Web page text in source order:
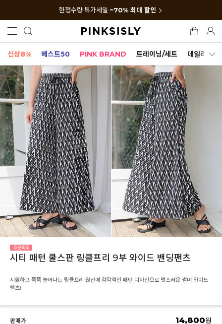
한정수량 특가세일 ~70% 최대 할인
신상8% 베스트50 PINK BRAND 트레이닝/세트 데일리세트
시티 패턴 쿨스판 링클프리 9부 와이드 밴딩팬츠
시원하고 쭉쭉 늘어나는 링클프리 원단에 감각적인 패턴 디자인으로 멋스러운 썸머 와이드
팬츠!
판매가 14,800원